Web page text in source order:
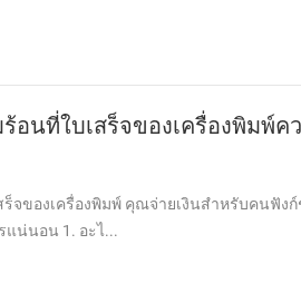
อนที่ใบเสร็จของเครื่องพิมพ์
ร็จของเครื่องพิมพ์ คุณจ่ายเงินสำหรับคน
แน่นอน 1. อะไ...